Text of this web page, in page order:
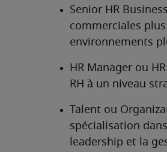
Senior HR
commerciales
environnements
HR Manager ou
RH à un niveau
Talent ou
spécialisation
leadership et la